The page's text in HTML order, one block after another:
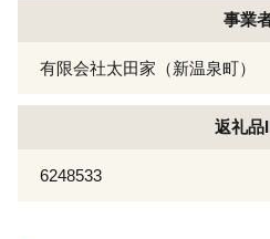
事業
有限会社太田家（新温泉町）
返礼品
6248533